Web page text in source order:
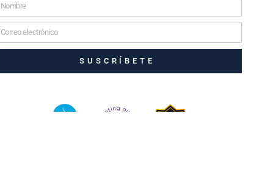
SUSCRÍBETE